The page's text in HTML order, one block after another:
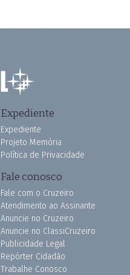
Expediente
Expediente
Projeto Memória
Política de Privacidade
Fale conosco
Fale com o Cruzeiro
Atendimento ao Assinante
Anuncie no Cruzeiro
Anuncie no ClassiCruzeiro
Publicidade Legal
Repórter Cidadão
Trabalhe Conosco